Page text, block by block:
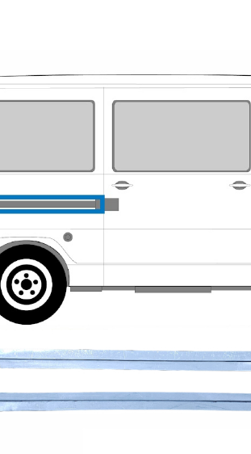
Hyundai
Mercedes-Benz
Opel Vauxhall
Renault